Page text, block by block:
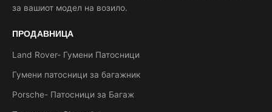
за вашиот модел на возило.
ПРОДАВНИЦА
Land Rover- Гумени Патосници
Гумени патосници за багажник
Porsche- Патосници за Багаж